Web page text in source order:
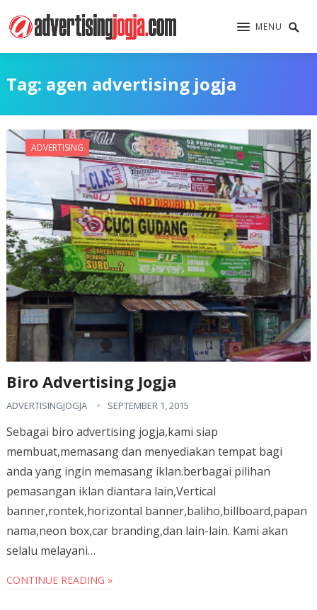
MENU
Tag: agen advertising jogja
ADVERTISING
Biro Advertising Jogja
ADVERTISINGJOGJA SEPTEMBER 1, 2015
Sebagai biro advertising jogja,kami siap
membuat,memasang dan menyediakan tempat bagi
anda yang ingin memasang iklan.berbagai pilihan
pemasangan iklan diantara lain,Vertical
banner,rontek,horizontal banner,baliho,billboard,papan
nama,neon box,car branding,dan lain-lain. Kami akan
selalu melayani…
CONTINUE READING »